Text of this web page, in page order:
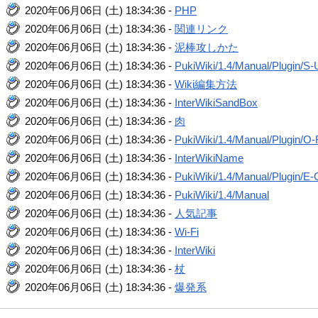
2020年06月06日 (土) 18:34:36 - PHP
2020年06月06日 (土) 18:34:36 - 関連リンク
2020年06月06日 (土) 18:34:36 -泥棒攻しかた
2020年06月06日 (土) 18:34:36 - PukiWiki/1.4/Manual/Plugin/S-
2020年06月06日 (土) 18:34:36 -Wiki編集方法
2020年06月06日 (土) 18:34:36 - InterWikiSandBox
2020年06月06日 (土) 18:34:36 - 肉
2020年06月06日 (土) 18:34:36 - PukiWiki/1.4/Manual/Plugin/O-
2020年06月06日 (土) 18:34:36 - InterWikiName
2020年06月06日 (土) 18:34:36 - PukiWiki/1.4/Manual/Plugin/E-
2020年06月06日 (土) 18:34:36 - PukiWiki/1.4/Manual
2020年06月06日 (土) 18:34:36 - 人気記事
2020年06月06日 (土) 18:34:36 -Wi-Fi
2020年06月06日 (土) 18:34:36 - InterWiki
2020年06月06日 (土) 18:34:36 -杖
2020年06月06日 (土) 18:34:36 -爆発系